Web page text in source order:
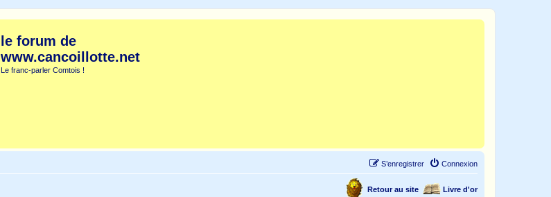
le forum de
www.cancoillotte.net
Le franc-parler Comtois !
Connexion
S’enregistrer
Livre d'or
Retour au site